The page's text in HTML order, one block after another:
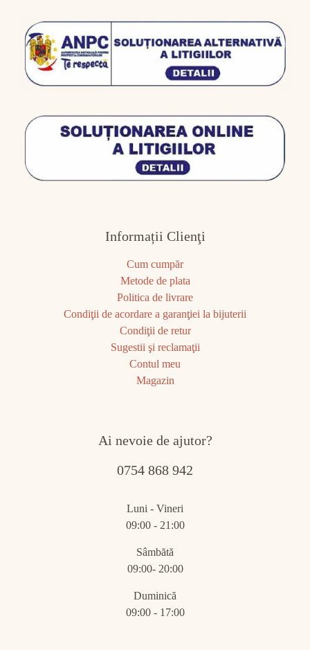
Informații Clienţi
Cum cumpăr
Metode de plata
Politica de livrare
Condiţii de acordare a garanţiei la bijuterii
Condiţii de retur
Sugestii şi reclamaţii
Contul meu
Magazin
Ai nevoie de ajutor?
0754 868 942
Luni - Vineri
09:00 - 21:00
Sâmbătă
09:00- 20:00
Duminică
09:00 - 17:00